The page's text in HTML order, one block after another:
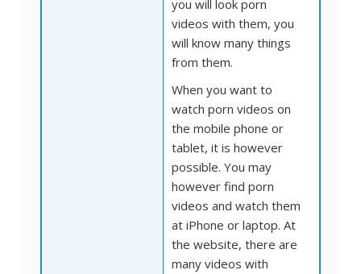
you will look porn
videos with them, you
will know many things
from them.
When you want to
watch porn videos on
the mobile phone or
tablet, it is however
possible. You may
however find porn
videos and watch them
at iPhone or laptop. At
the website, there are
many videos with